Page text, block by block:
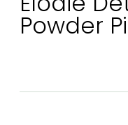
Powder